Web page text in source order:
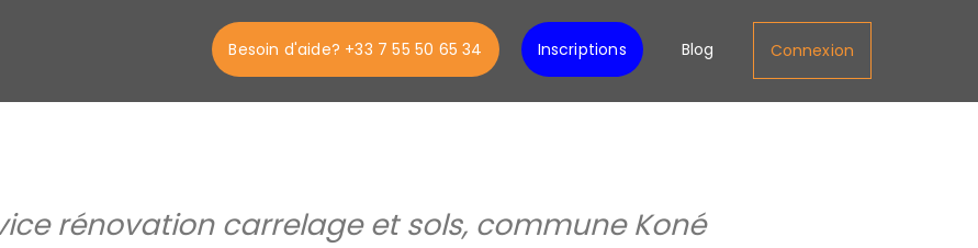
Besoin d'aide? +33 7 55 50 65 34 Inscriptions Blog Connexion
rénovation carrelage et sols, commune Koné